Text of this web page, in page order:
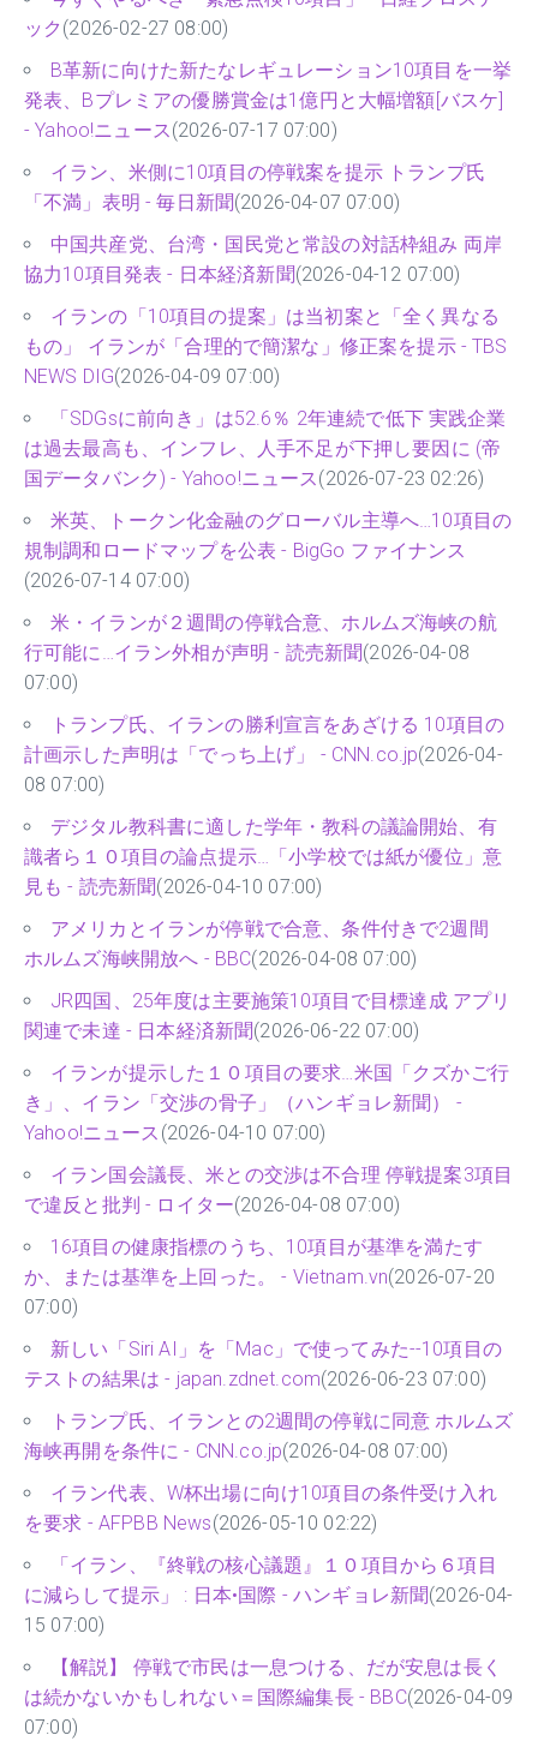
ック (2026-02-27 08:00)
B革新に向けた新たなレギュレーション10項目を一挙
発表、Bプレミアの優勝賞金は1億円と大幅増額[バスケ]
- Yahoo!ニュース(2026-07-17 07:00)
イラン、米側に10項目の停戦案を提示 トランプ氏
「不満」表明 - 毎日新聞(2026-04-07 07:00)
中国共産党、台湾・国民党と常設の対話枠組み 両岸
協力10項目発表 - 日本経済新聞(2026-04-12 07:00)
イランの「10項目の提案」は当初案と「全く異なる
もの」 イランが「合理的で簡潔な」修正案を提示 - TBS
NEWS DIG(2026-04-09 07:00)
「SDGsに前向き」は52.6％ 2年連続で低下 実践企業
は過去最高も、インフレ、人手不足が下押し要因に (帝
国データバンク) - Yahoo!ニュース(2026-07-23 02:26)
米英、トークン化金融のグローバル主導へ…10項目の
規制調和ロードマップを公表 - BigGo ファイナンス
(2026-07-14 07:00)
米・イランが２週間の停戦合意、ホルムズ海峡の航
行可能に…イラン外相が声明 - 読売新聞(2026-04-08
07:00)
トランプ氏、イランの勝利宣言をあざける 10項目の
計画示した声明は「でっち上げ」 - CNN.co.jp(2026-04-
08 07:00)
デジタル教科書に適した学年・教科の議論開始、有
識者ら１０項目の論点提示…「小学校では紙が優位」意
見も - 読売新聞(2026-04-10 07:00)
アメリカとイランが停戦で合意、条件付きで2週間
ホルムズ海峡開放へ - BBC(2026-04-08 07:00)
JR四国、25年度は主要施策10項目で目標達成 アプリ
関連で未達 - 日本経済新聞(2026-06-22 07:00)
イランが提示した１０項目の要求…米国「クズかご行
き」、イラン「交渉の骨子」（ハンギョレ新聞） -
Yahoo!ニュース (2026-04-10 07:00)
イラン国会議長、米との交渉は不合理 停戦提案3項目
で違反と批判 - ロイター(2026-04-08 07:00)
16項目の健康指標のうち、10項目が基準を満たす
か、または基準を上回った。 - Vietnam.vn(2026-07-20
07:00)
新しい「Siri AI」を「Mac」で使ってみた--10項目の
テストの結果は - japan.zdnet.com(2026-06-23 07:00)
トランプ氏、イランとの2週間の停戦に同意 ホルムズ
海峡再開を条件に - CNN.co.jp(2026-04-08 07:00)
イラン代表、W杯出場に向け10項目の条件受け入れ
を要求 - AFPBB News(2026-05-10 02:22)
「イラン、『終戦の核心議題』１０項目から６項目
に減らして提示」 : 日本•国際 - ハンギョレ新聞(2026-04-
15 07:00)
【解説】 停戦で市民は一息つける、だが安息は長く
は続かないかもしれない＝国際編集長 - BBC(2026-04-09
07:00)